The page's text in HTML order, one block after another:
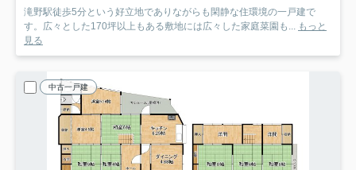
滝野駅徒歩5分という好立地でありながらも閑静な住環境の一戸建で
す。広々とした170坪以上もある敷地には広々した家庭菜園も...
もっと
見る
中古一戸建